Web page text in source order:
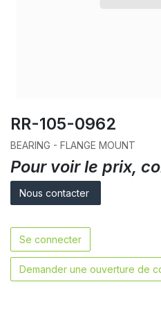
RR-105-0962
BEARING - FLANGE MOUNT
Pour voir le prix,
Nous contacter
Se connecter
Demander une ouverture de